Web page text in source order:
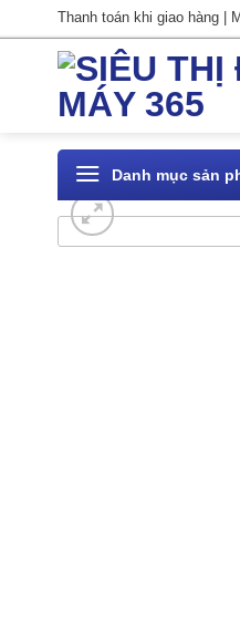
qua
Thanh toán khi giao hàng |
Danh mục sản